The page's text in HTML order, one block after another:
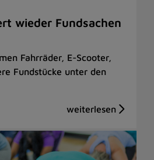
wieder Fundsachen
Fahrräder, E-Scooter,
Fundstücke unter den